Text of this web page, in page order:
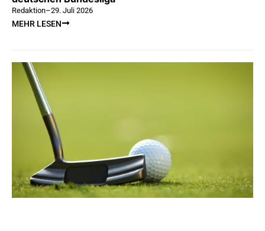
Redaktion–29. Juli 2026
MEHR LESEN